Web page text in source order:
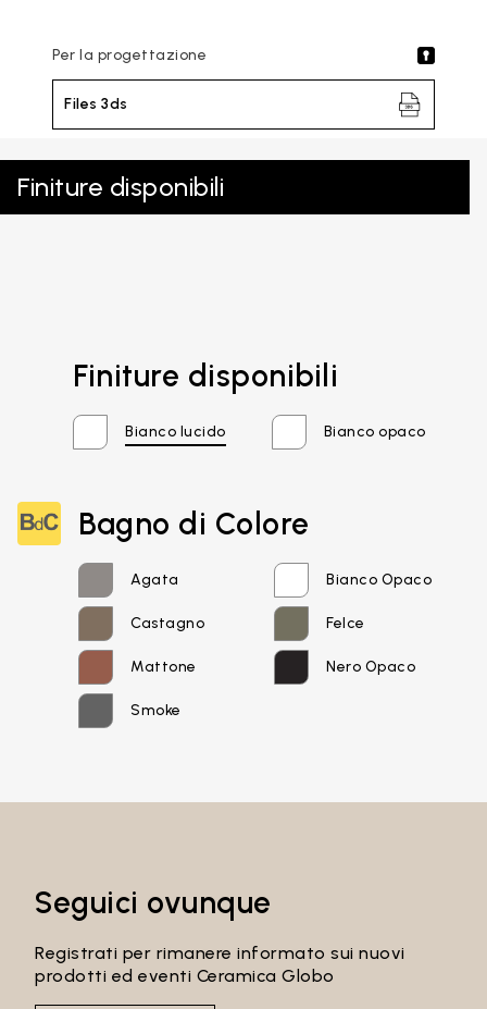
Per la progettazione
Files 3ds
Accedi
Finiture disponibili
Finiture disponibili
Bianco lucido Bianco opaco
Bagno di Colore
Agata Bianco Opaco
Castagno Felce
Mattone Nero Opaco
Smoke
Seguici ovunque
Registrati per rimanere informato sui nuovi
prodotti ed eventi Ceramica Globo